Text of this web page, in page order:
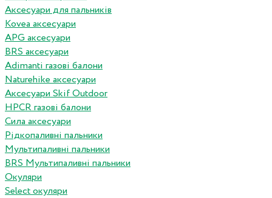
Аксесуари для пальників
Kovea аксесуари
APG аксесуари
BRS аксесуари
Adimanti газові балони
Naturehike аксесуари
Аксесуари Skif Outdoor
HPCR газові балони
Сила аксесуари
Рідкопаливні пальники
Мультипаливні пальники
BRS Мультипаливні пальники
Окуляри
Select окуляри